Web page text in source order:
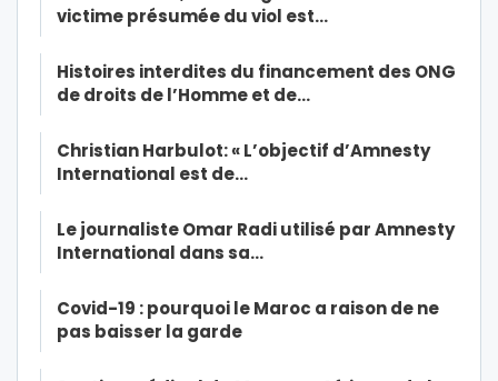
victime présumée du viol est…
Histoires interdites du financement des ONG
de droits de l’Homme et de…
Christian Harbulot: « L’objectif d’Amnesty
International est de…
Le journaliste Omar Radi utilisé par Amnesty
International dans sa…
Covid-19 : pourquoi le Maroc a raison de ne
pas baisser la garde